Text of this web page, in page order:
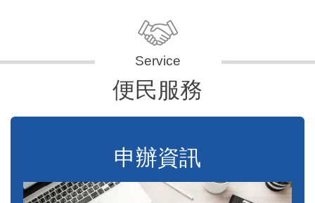
便民服務
申辦資訊